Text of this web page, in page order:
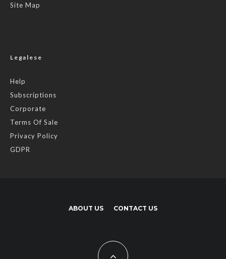
Site Map
Legalese
Help
Subscriptions
Corporate
Terms Of Sale
Privacy Policy
GDPR
ABOUT US CONTACT US